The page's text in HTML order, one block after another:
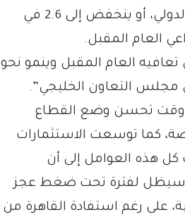
الأمطار، وربما يرتفع إلى 5 في المئة وفقاً لصندوق النقد الدولي، أو ينخفض إلى 2.6 في
العام المقبل.
العام المقبل وينمو نحو
مجلس التعاون الخليجي”.
وقت تحسن وضع القطاع
كما توسعت الاستثمارات
هذه العوامل إلى أن
سيظل لفترة تحت ضغط عجز
على رغم استفادة القاهرة من